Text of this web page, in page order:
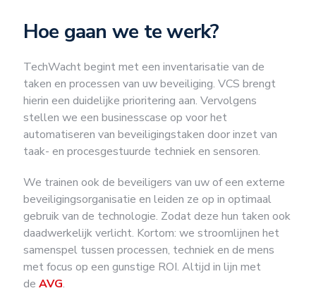
Hoe gaan we te werk?
TechWacht begint met een inventarisatie van de
taken en processen van uw beveiliging. VCS brengt
hierin een duidelijke prioritering aan. Vervolgens
stellen we een businesscase op voor het
automatiseren van beveiligingstaken door inzet van
taak- en procesgestuurde techniek en sensoren.
We trainen ook de beveiligers van uw of een externe
beveiligingsorganisatie en leiden ze op in optimaal
gebruik van de technologie. Zodat deze hun taken ook
daadwerkelijk verlicht. Kortom: we stroomlijnen het
samenspel tussen processen, techniek en de mens
met focus op een gunstige ROI. Altijd in lijn met
de AVG.